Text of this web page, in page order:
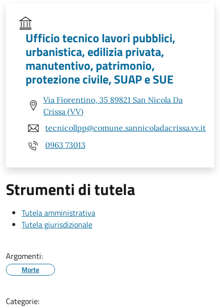
Ufficio tecnico lavori pubblici,
urbanistica, edilizia privata,
manutentivo, patrimonio,
protezione civile, SUAP e SUE
Via Fiorentino, 35 89821 San Nicola Da
Crissa (VV)
tecnicollpp@comune.sannicoladacrissa.vv.it
0963 73013
Strumenti di tutela
Tutela amministrativa
Tutela giurisdizionale
Argomenti:
Morte
Categorie: